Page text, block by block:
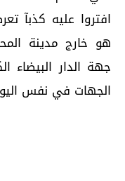
افتروا عليه كذبآ
هو خارج مدينة
جهة الدار البيضاء
الجهات في نفس